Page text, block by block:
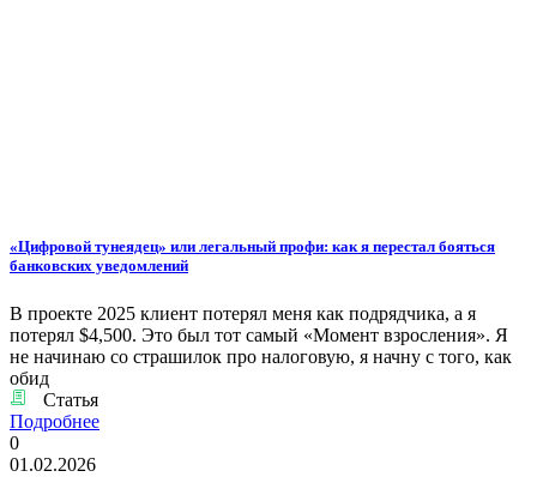
«Цифровой тунеядец» или легальный профи: как я перестал бояться
банковских уведомлений
В проекте 2025 клиент потерял меня как подрядчика, а я
потерял $4,500. Это был тот самый «Момент взросления». Я
не начинаю со страшилок про налоговую, я начну с того, как
обид
Статья
Подробнее
0
01.02.2026